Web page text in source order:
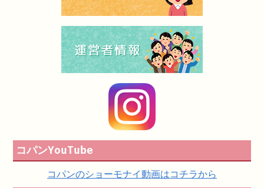
コパンYouTube
コパンのショーモナイ動画はコチラから